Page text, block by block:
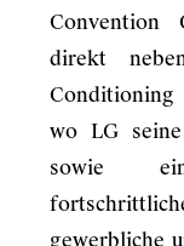
Convention
direkt
Conditioning
wo LG seine
sowie
gewerbliche